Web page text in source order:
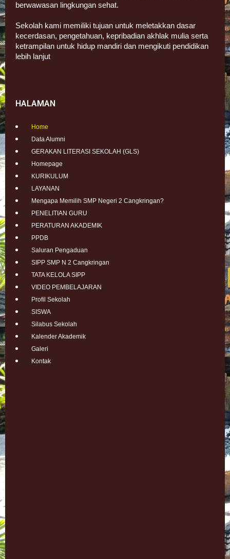
berwawasan lingkungan sehat.
Sekolah kami memiliki tujuan untuk meletakkan dasar
kecerdasan, pengetahuan, kepribadian akhlak mulia serta
ketrampilan untuk hidup mandiri dan mengikuti pendidikan
lebih lanjut
HALAMAN
Home
Data Alumni
GERAKAN LITERASI SEKOLAH (GLS)
Homepage
KURIKULUM
LAYANAN
Mengapa Memilih SMP Negeri 2 Cangkringan?
PENELITIAN GURU
PERATURAN AKADEMIK
PPDB
Saluran Pengaduan
SIPP SMP N 2 Cangkringan
TATA KELOLA SIPP
VIDEO PEMBELAJARAN
Profil Sekolah
SISWA
Silabus Sekolah
Kalender Akademik
Galeri
Kontak